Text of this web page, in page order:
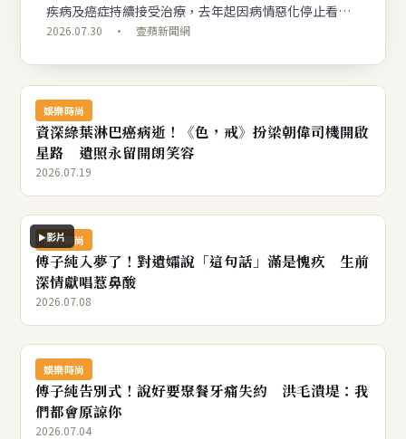
疾病及癌症持續接受治療，去年起因病情惡化停止看
診，並專心北上治療，但是仍不幸於7月27日不幸離世。
2026.07.30 · 壹蘋新聞網
娛樂時尚
資深綠葉淋巴癌病逝！《色，戒》扮梁朝偉司機開啟
星路 遺照永留開朗笑容
2026.07.19
影片
娛樂時尚
傅子純入夢了！對遺孀說「這句話」滿是愧疚 生前
深情獻唱惹鼻酸
2026.07.08
娛樂時尚
傅子純告別式！說好要聚餐牙痛失約 洪毛潰堤：我
們都會原諒你
2026.07.04